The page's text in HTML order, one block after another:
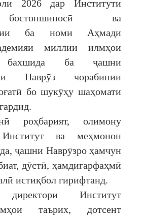
2026 дар Институти
ва
ба номи Аҳмади
миллии илмҳои
бахшида ба ҷашни
Наврӯз чорабинии
бо шукӯҳу шаҳомати
роҳбарият, олимону
ва меҳмонон
ҷашни Наврӯзро ҳамчун
дӯстӣ, ҳамдигарфаҳмӣ
истиқбол гирифтанд.
директори Институт
таърих, дотсент